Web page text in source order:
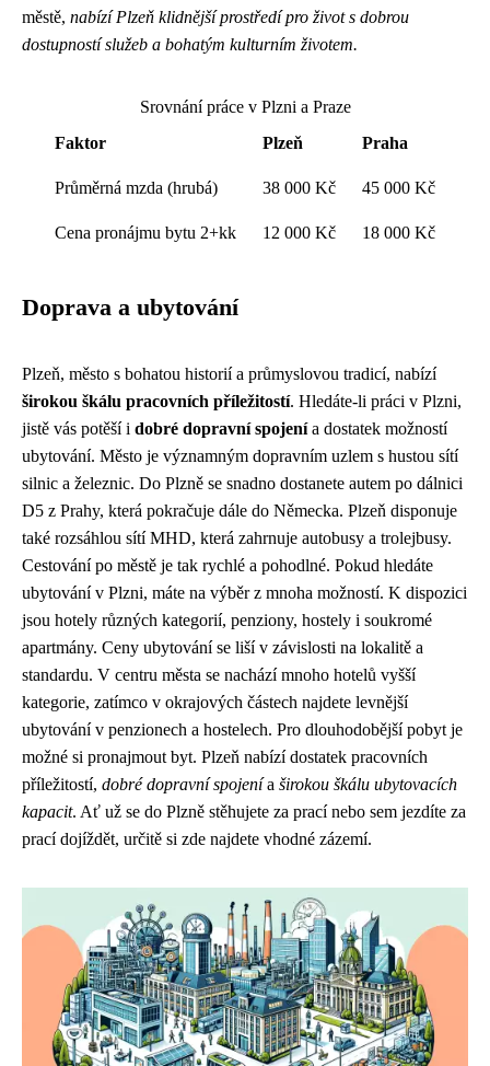
městě, nabízí Plzeň klidnější prostředí pro život s dobrou
dostupností služeb a bohatým kulturním životem.
Srovnání práce v Plzni a Praze
Faktor
Plzeň Praha
Průměrná mzda (hrubá) 38 000 Kč 45 000 Kč
Cena pronájmu bytu 2+kk 12 000 Kč 18 000 Kč
Doprava a ubytování
Plzeň, město s bohatou historií a průmyslovou tradicí, nabízí
širokou škálu pracovních příležitostí. Hledáte-li práci v Plzni,
jistě vás potěší i dobré dopravní spojenía dostatek možností
ubytování. Město je významným dopravním uzlem s hustou sítí
silnic a železnic. Do Plzně se snadno dostanete autem po dálnici
D5 z Prahy, která pokračuje dále do Německa. Plzeň disponuje
také rozsáhlou sítí MHD, která zahrnuje autobusy a trolejbusy.
Cestování po městě je tak rychlé a pohodlné. Pokud hledáte
ubytování v Plzni, máte na výběr z mnoha možností. K dispozici
jsou hotely různých kategorií, penziony, hostely i soukromé
apartmány. Ceny ubytování se liší v závislosti na lokalitě a
standardu. V centru města se nachází mnoho hotelů vyšší
kategorie, zatímco v okrajových částech najdete levnější
ubytování v penzionech a hostelech. Pro dlouhodobější pobyt je
možné si pronajmout byt. Plzeň nabízí dostatek pracovních
příležitostí, dobré dopravní spojenía širokou škálu ubytovacích
kapacit. Ať už se do Plzně stěhujete za prací nebo sem jezdíte za
prací dojíždět, určitě si zde najdete vhodné zázemí.